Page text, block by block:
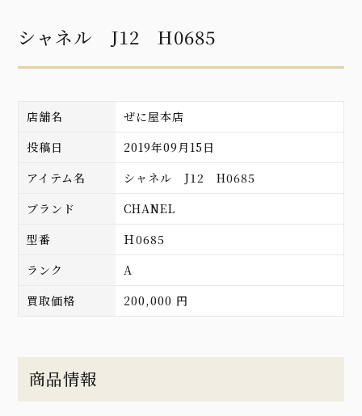
シャネル J12 H0685
店舗名
ぜに屋本店
投稿日
2019年09月15日
アイテム名
シャネル J12 H0685
ブランド
CHANEL
型番
Ｈ0685
ランク
A
買取価格
200,000 円
商品情報